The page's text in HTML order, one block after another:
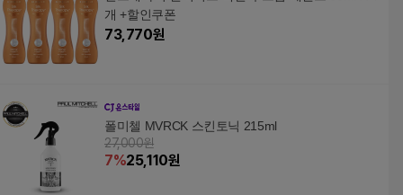
개 +할인쿠폰
73,770원
폴미첼 MVRCK 스킨토닉 215ml
27,000원
7%25,110원